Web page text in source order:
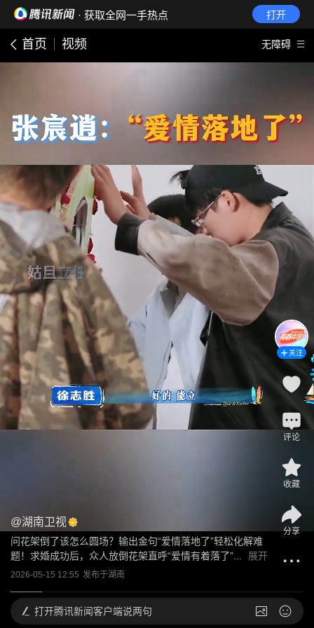
· 获取全网一手热点 打开
首页 视频 无障碍
@湖南卫视
问花架倒了该怎么圆场？输出金句“爱情落地了”轻松化解难
题！求婚成功后，众人放倒花架直呼“爱情有着落了”...
展开
2026-05-15 12:55 发布于湖南
关注
评论
收藏
分享
打开腾讯新闻客户端说两句